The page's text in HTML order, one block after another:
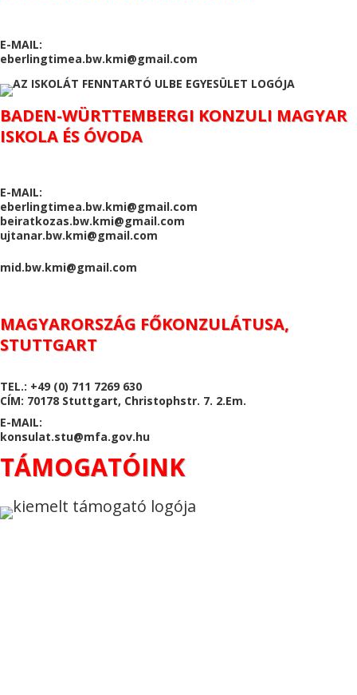
E-MAIL:
eberlingtimea.bw.kmi@gmail.com
BADEN-WÜRTTEMBERGI KONZULI MAGYAR
ISKOLA ÉS ÓVODA
E-MAIL:
eberlingtimea.bw.kmi@gmail.com
beiratkozas.bw.kmi@gmail.com
ujtanar.bw.kmi@gmail.com
mid.bw.kmi@gmail.com
MAGYARORSZÁG FŐKONZULÁTUSA,
STUTTGART
TEL.: +49 (0) 711 7269 630
CÍM: 70178 Stuttgart, Christophstr. 7. 2.Em.
E-MAIL:
konsulat.stu@mfa.gov.hu
TÁMOGATÓINK